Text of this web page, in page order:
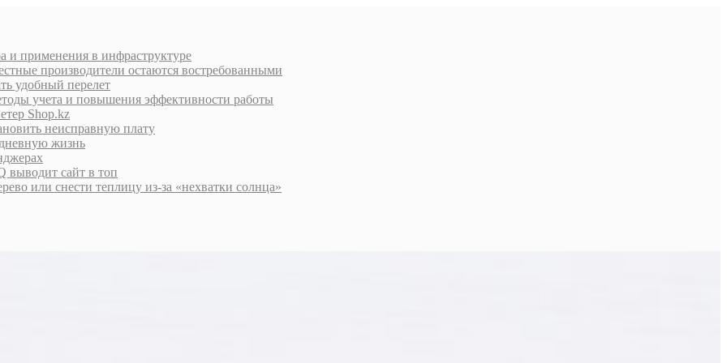
и применения в инфраструктуре
производители остаются востребованными
удобный перелет
учета и повышения эффективности работы
Shop.kz
неисправную плату
жизнь
выводит сайт в топ
или снести теплицу из-за «нехватки солнца»